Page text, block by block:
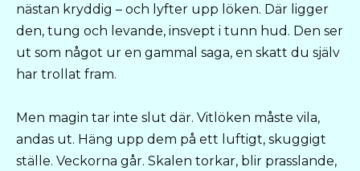
nästan kryddig – och lyfter upp löken. Där ligger
den, tung och levande, insvept i tunn hud. Den ser
ut som något ur en gammal saga, en skatt du själv
har trollat fram.
Men magin tar inte slut där. Vitlöken måste vila,
andas ut. Häng upp dem på ett luftigt, skuggigt
ställe. Veckorna går. Skalen torkar, blir prasslande,